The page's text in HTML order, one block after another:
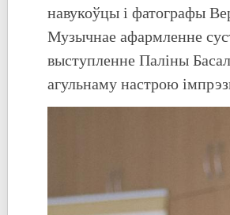
навукоўцы і фатографы
Музычнае афармленне
выступленне Паліны
агульнаму настрою